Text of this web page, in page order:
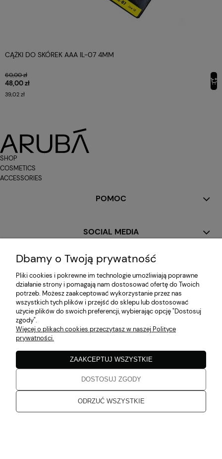
CĄŻKI DO SKÓREK AAA IL-07 4MM
60,00 zł
48,00 zł
39,02 zł
SHOP
COSMETICS
ACCESSORIES
POMOC
SOCIAL MEDIA
MOJE KONTO
PŁATNOŚCI I DOSTAWA
INFORMACJE
O NAS
Dbamy o Twoją prywatność
Pliki cookies i pokrewne im technologie umożliwiają poprawne
działanie strony i pomagają nam dostosować ofertę do Twoich
potrzeb. Możesz zaakceptować wykorzystanie przez nas
wszystkich tych plików i przejść do sklepu lub dostosować
użycie plików do swoich preferencji, wybierając opcję "Dostosuj
zgody".
Więcej o plikach cookies przeczytasz w naszej Polityce
prywatności.
ODRZUĆ WSZYSTKIE
DOSTOSUJ ZGODY
ZAAKCEPTUJ WSZYSTKIE